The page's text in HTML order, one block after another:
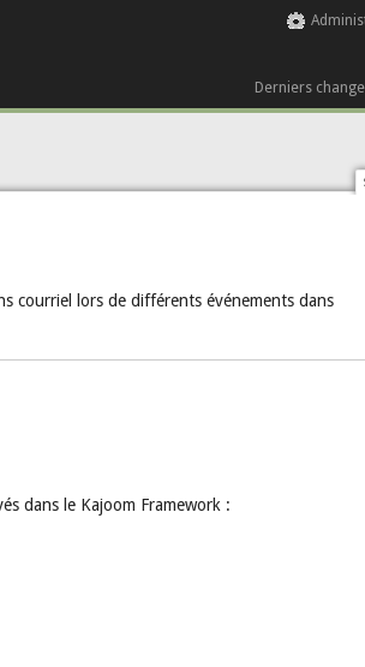
Derniers
courriel lors de différents événements dans
dans le Kajoom Framework :